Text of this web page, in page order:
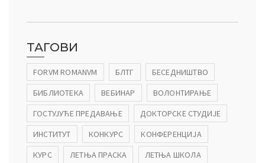
ТАГОВИ
FORVM ROMANVM БЛТГ
БЕСЕДНИШТВО
БИБЛИОТЕКА
ВЕБИНАР
ВОЛОНТИРАЊЕ
ГОСТУЈУЋЕ ПРЕДАВАЊЕ
ДОКТОРСКЕ СТУДИЈЕ
ИНСТИТУТ
КОНКУРС
КОНФЕРЕНЦИЈА
КУРС
ЛЕТЊА ПРАСКА
ЛЕТЊА ШКОЛА